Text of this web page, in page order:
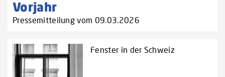
Vorjahr
Pressemitteilung vom 09.03.2026
Fenster in der Schweiz